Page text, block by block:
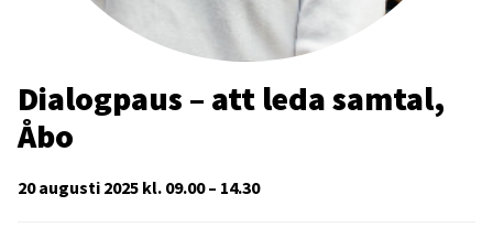
Dialogpaus – att leda samtal,
Åbo
20 augusti 2025 kl. 09.00 – 14.30